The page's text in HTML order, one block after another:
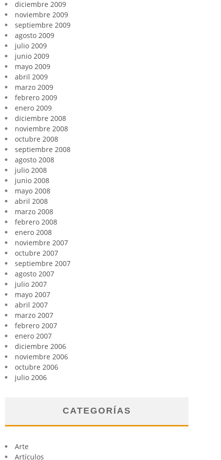
diciembre 2009
noviembre 2009
septiembre 2009
agosto 2009
julio 2009
junio 2009
mayo 2009
abril 2009
marzo 2009
febrero 2009
enero 2009
diciembre 2008
noviembre 2008
octubre 2008
septiembre 2008
agosto 2008
julio 2008
junio 2008
mayo 2008
abril 2008
marzo 2008
febrero 2008
enero 2008
noviembre 2007
octubre 2007
septiembre 2007
agosto 2007
julio 2007
mayo 2007
abril 2007
marzo 2007
febrero 2007
enero 2007
diciembre 2006
noviembre 2006
octubre 2006
julio 2006
CATEGORÍAS
Arte
Artículos